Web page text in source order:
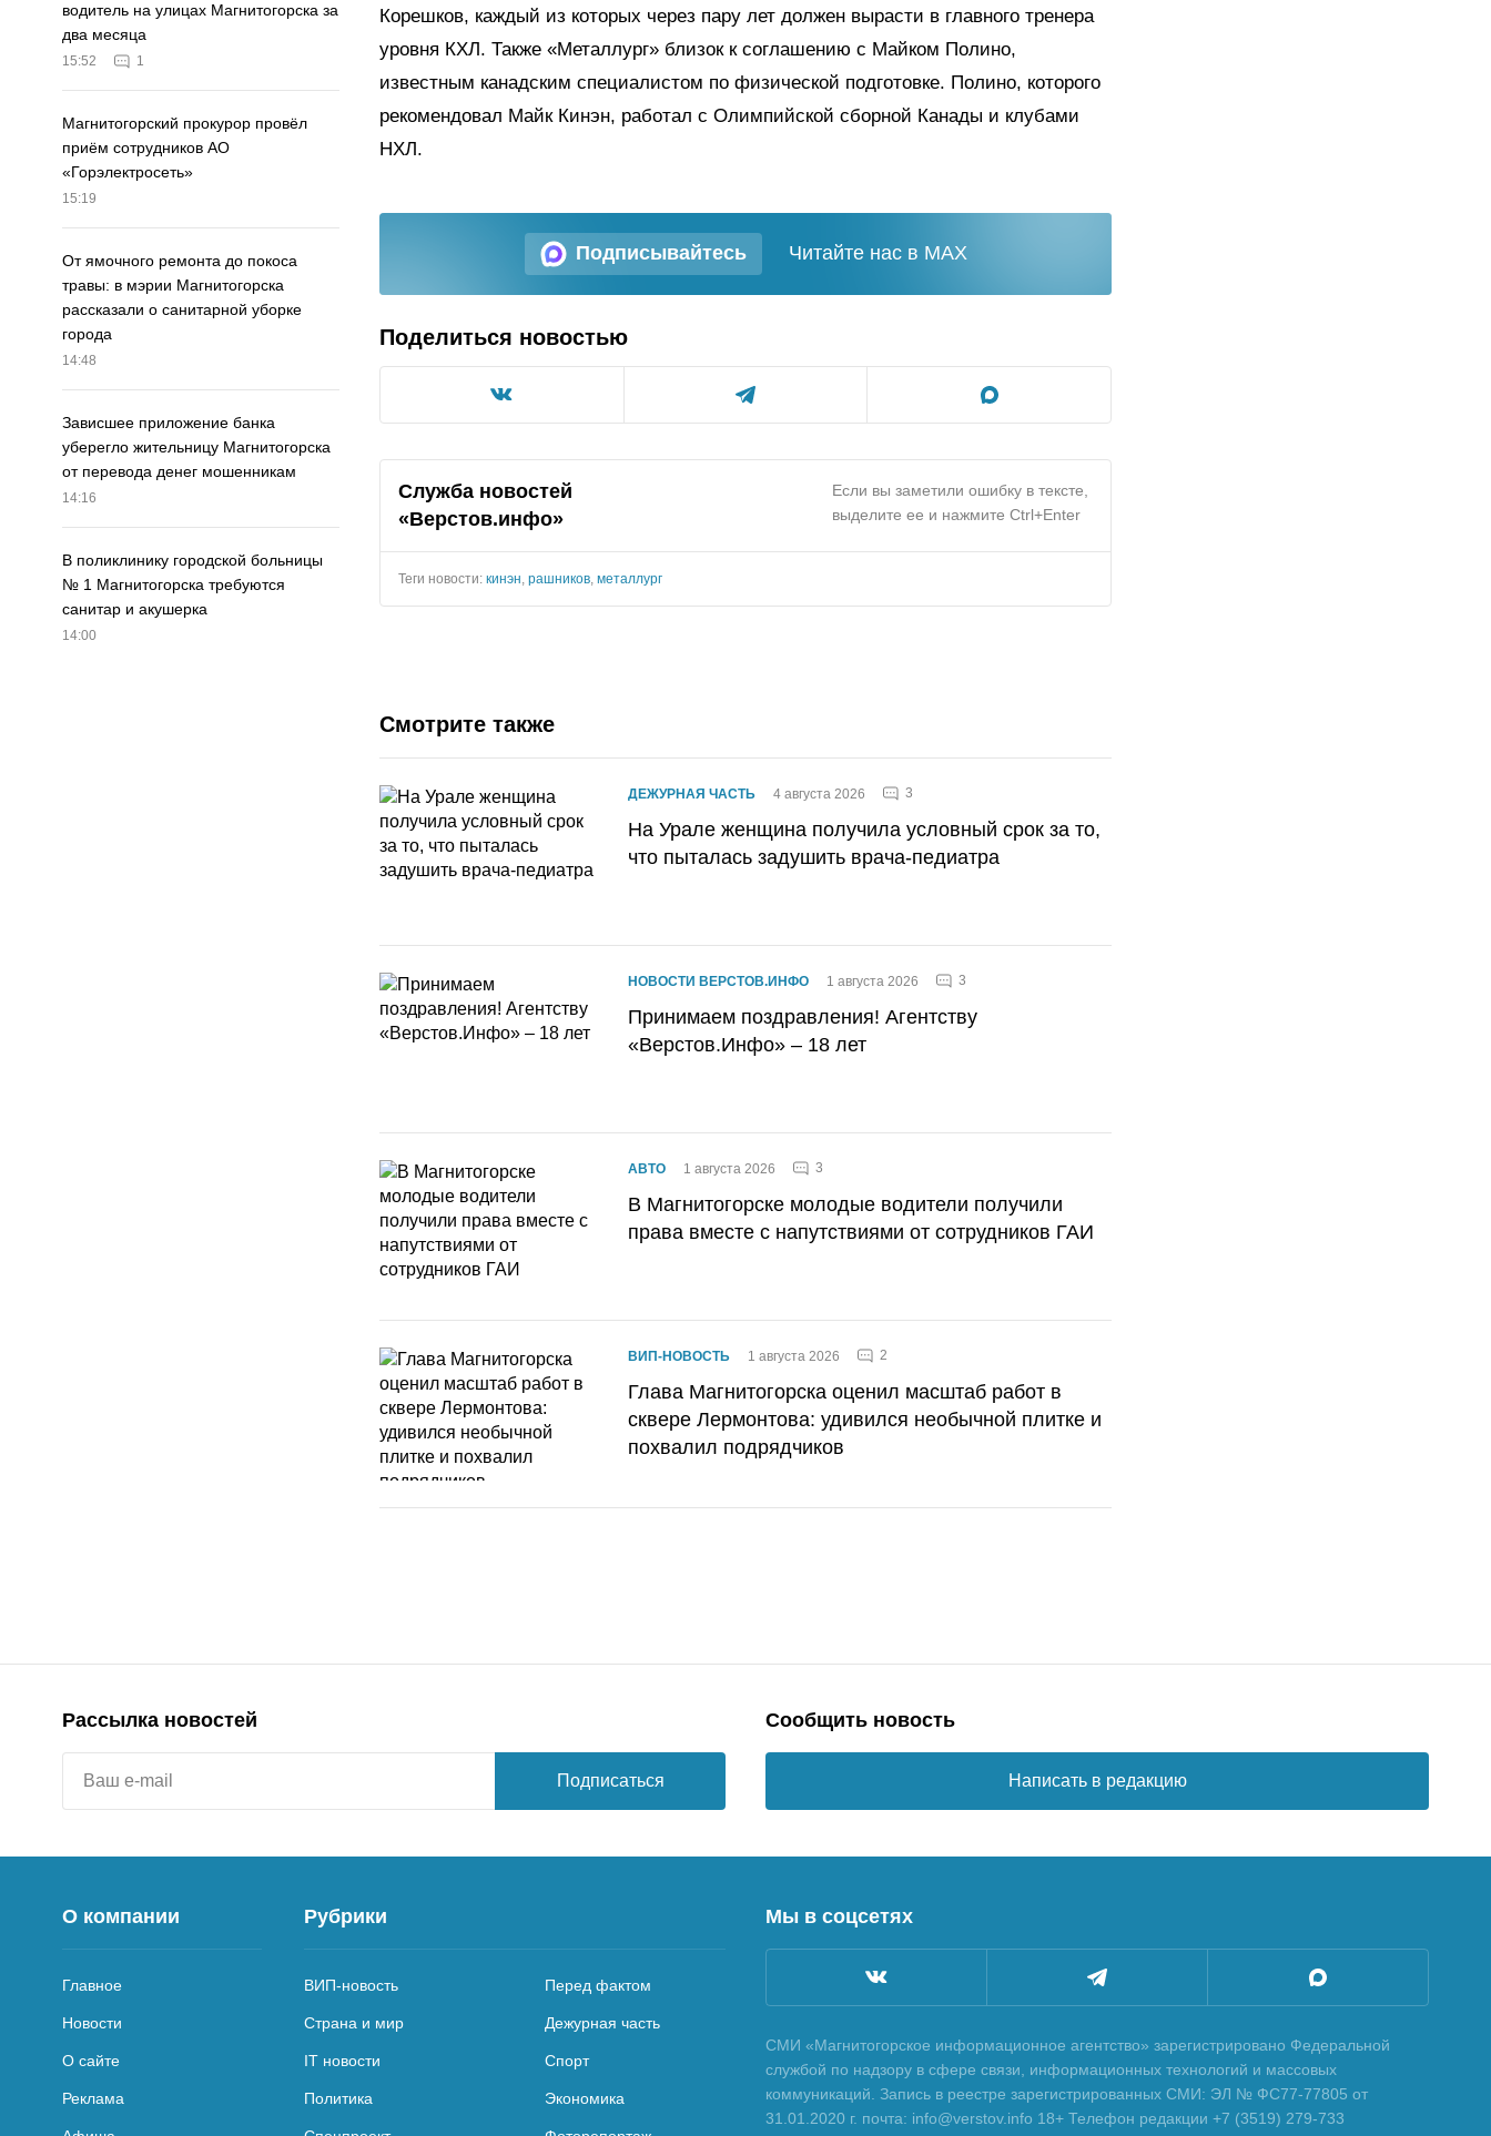
водитель на улицах Магнитогорска за
два месяца
15:52 1
Магнитогорский прокурор провёл
приём сотрудников АО
«Горэлектросеть»
15:19
От ямочного ремонта до покоса
травы: в мэрии Магнитогорска
рассказали о санитарной уборке
города
14:48
Зависшее приложение банка
уберегло жительницу Магнитогорска
от перевода денег мошенникам
14:16
В поликлинику городской больницы
№ 1 Магнитогорска требуются
санитар и акушерка
14:00
Корешков, каждый из которых через пару лет должен вырасти в главного тренера
уровня КХЛ. Также «Металлург» близок к соглашению с Майком Полино,
известным канадским специалистом по физической подготовке. Полино, которого
рекомендовал Майк Кинэн, работал с Олимпийской сборной Канады и клубами
НХЛ.
Подписывайтесь Читайте нас в MAX
Поделиться новостью
Служба новостей
«Верстов.инфо»
Если вы заметили ошибку в тексте,
выделите ее и нажмите Ctrl+Enter
Теги новости: кинэн рашников металлург
Смотрите также
ДЕЖУРНАЯ ЧАСТЬ 4 августа 2026 3
На Урале женщина получила условный срок за то,
что пыталась задушить врача-педиатра
НОВОСТИ ВЕРСТОВ.ИНФО 1 августа 2026 3
Принимаем поздравления! Агентству
«Верстов.Инфо» – 18 лет
АВТО 1 августа 2026 3
В Магнитогорске молодые водители получили
права вместе с напутствиями от сотрудников ГАИ
ВИП-НОВОСТЬ 1 августа 2026 2
Глава Магнитогорска оценил масштаб работ в
сквере Лермонтова: удивился необычной плитке и
похвалил подрядчиков
Рассылка новостей
Подписаться
Сообщить новость
Написать в редакцию
О компании
Главное
Новости
О сайте
Реклама
Рубрики
ВИП-новость Перед фактом
Страна и мир Дежурная часть
IT новости Спорт
Политика Экономика
Мы в соцсетях
СМИ «Магнитогорское информационное агентство» зарегистрировано Федеральной
службой по надзору в сфере связи, информационных технологий и массовых
коммуникаций. Запись в реестре зарегистрированных СМИ: ЭЛ № ФС77-77805 от
31.01.2020 г. почта: info@verstov.info 18+ Телефон редакции +7 (3519) 279-733